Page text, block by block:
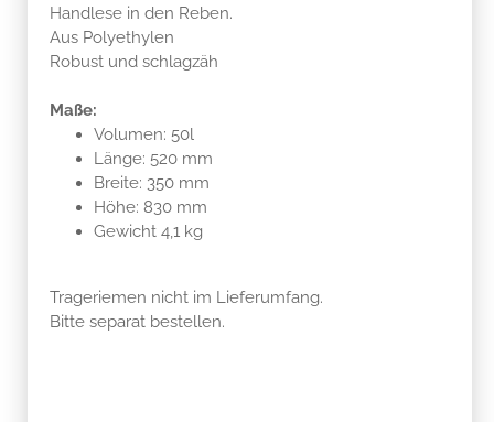
Handlese in den Reben.
Aus Polyethylen
Robust und schlagzäh
Maße:
Volumen: 50l
Länge: 520 mm
Breite: 350 mm
Höhe: 830 mm
Gewicht 4,1 kg
Trageriemen nicht im Lieferumfang.
Bitte separat bestellen.